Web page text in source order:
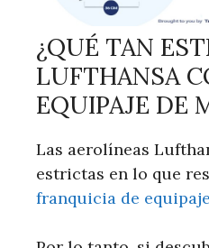
¿QUÉ TAN
LUFTHANSA
EQUIPAJE DE
Las aerolíneas
estrictas en lo que
franquicia de